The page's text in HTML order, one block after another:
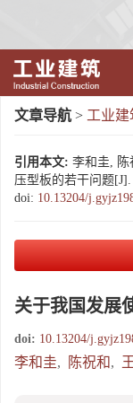
文章导航 > 工业建
引用本文: 李和圭, 陈
压型板的若干问题[J].
doi: 10.13204/
关于我国发展
doi: 10.13204/
李和圭, 陈祝和,